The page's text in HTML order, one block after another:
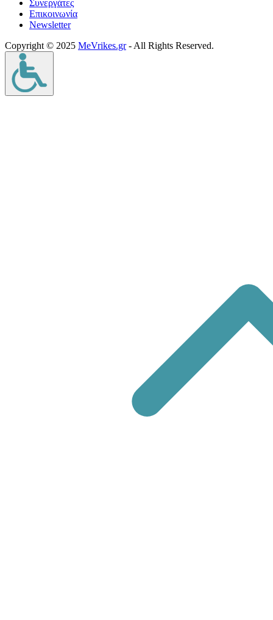
Συνεργάτες
Επικοινωνία
Νewsletter
Copyright © 2025 MeVrikes.gr- All Rights Reserved.